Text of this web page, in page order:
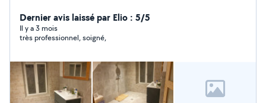
Dernier avis laissé par Elio : 5/5
Il y a 3 mois
très professionnel, soigné,